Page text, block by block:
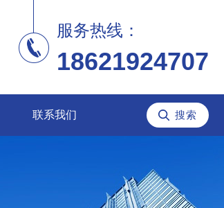
服务热线：
18621924707
联系我们